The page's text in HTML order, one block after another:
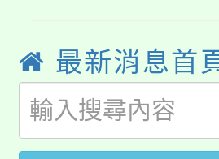
系所師生報
學籍身 分
版
淨零綠領人
公告本校
代理(課)教
「2026金
最新消息首